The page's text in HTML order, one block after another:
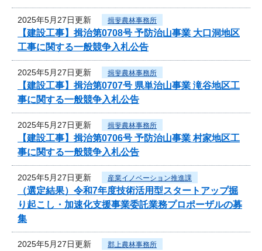
2025年5月27日更新 揖斐農林事務所
【建設工事】揖治第0708号 予防治山事業 大口洞地区
工事に関する一般競争入札公告
2025年5月27日更新 揖斐農林事務所
【建設工事】揖治第0707号 県単治山事業 滝谷地区工
事に関する一般競争入札公告
2025年5月27日更新 揖斐農林事務所
【建設工事】揖治第0706号 予防治山事業 村家地区工
事に関する一般競争入札公告
2025年5月27日更新 産業イノベーション推進課
（選定結果）令和7年度技術活用型スタートアップ掘
り起こし・加速化支援事業委託業務プロポーザルの募
集
2025年5月27日更新 郡上農林事務所